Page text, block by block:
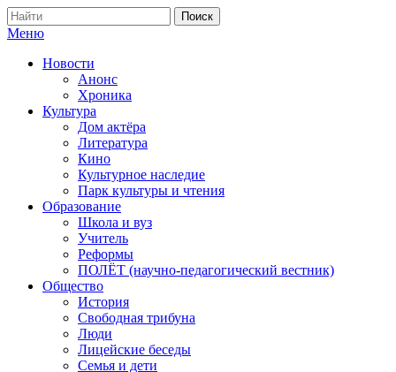
Меню
Новости
Анонс
Хроника
Культура
Дом актёра
Литература
Кино
Культурное наследие
Парк культуры и чтения
Образование
Школа и вуз
Учитель
Реформы
ПОЛЁТ (научно-педагогический вестник)
Общество
История
Свободная трибуна
Люди
Лицейские беседы
Семья и дети